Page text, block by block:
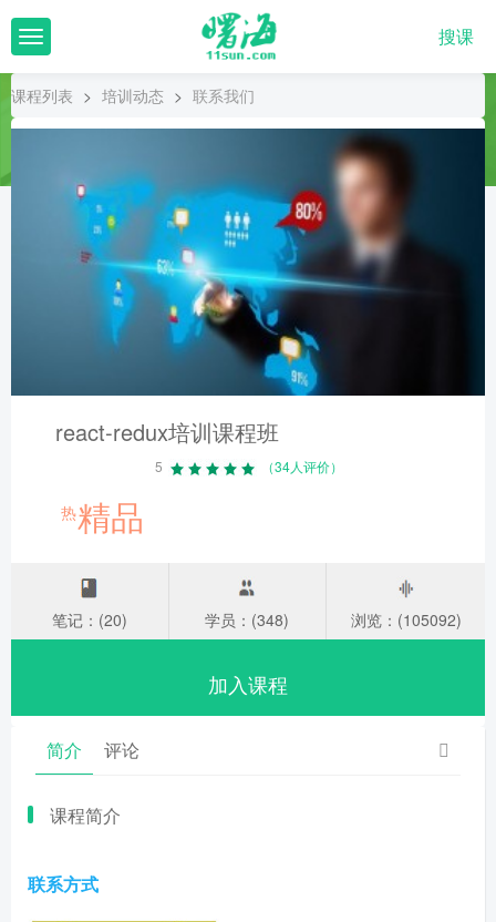
T
o
g
l
搜课
课程列表 > 培训动态 > 联系我们
react-redux培训课程班
5 （34人评价）
热精品
笔记：(20) 学员：(348) 浏览：(105092)
加入课程
简介 评论
课程简介
联系方式